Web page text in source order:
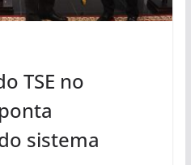
TSE no
sistema